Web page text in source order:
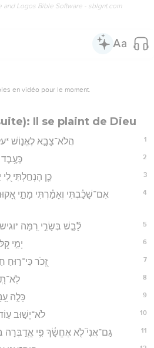
and Logos Bible Software - sblgnt.com
en vidéo pour le moment.
Il se plaint de Dieu
1 הֲלֹא־צָבָ֣א לֶאֱנ֣וֹשׁ
2 כְּעֶ֥בֶד
3 כֵּ֤ן הָנְחַ֣לְתִּי לִ֭י
4
אִם־שָׁכַ֗בְתִּי וְאָמַ֗רְתִּי מָתַ֣י
5 לָ֘בַ֤שׁ בְּשָׂרִ֣י רִ֭מָּה *וגיש
6 יָמַ֣י
7 זְ֭כֹר כִּי־ר֣וּחַ
8
9 כָּלָ֣ה
10 לֹא־יָשׁ֣וּב
11 גַּם־אֲנִי֮ לֹ֤א אֶחֱשָׂ֫ךְ פִּ֥י אֲ‍ֽ֭דַבְּרָה